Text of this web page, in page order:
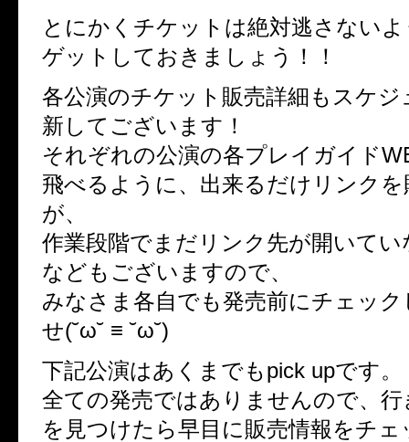
とにかくチケットは絶対逃さない
ゲットしておきましょう！！
各公演のチケット販売詳細もスケジ
新してございます！
それぞれの公演の各プレイガイド
飛べるように、出来るだけリンク
が、
作業段階でまだリンク先が開いて
などもございますので、
みなさま各自でも発売前にチェッ
せ(˘ω˘ ≡ ˘ω˘)
下記公演はあくまでもpick upです。
全ての発売ではありませんので、
を見つけたら早目に販売情報をチ